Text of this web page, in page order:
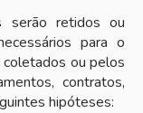
serão retidos ou
para o
ou pelos
contratos,
hipóteses: